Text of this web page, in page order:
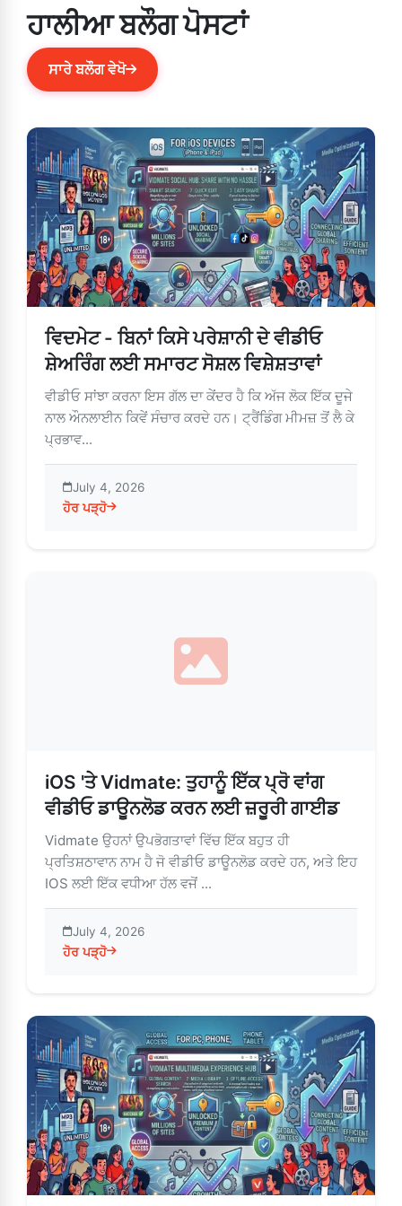
ਹਾਲੀਆ ਬਲੌਗ ਪੋਸਟਾਂ
ਸਾਰੇ ਬਲੌਗ ਵੇਖੋ
ਵਿਦਮੇਟ - ਬਿਨਾਂ ਕਿਸੇ ਪਰੇਸ਼ਾਨੀ ਦੇ ਵੀਡੀਓ
ਸ਼ੇਅਰਿੰਗ ਲਈ ਸਮਾਰਟ ਸੋਸ਼ਲ ਵਿਸ਼ੇਸ਼ਤਾਵਾਂ
ਵੀਡੀਓ ਸਾਂਝਾ ਕਰਨਾ ਇਸ ਗੱਲ ਦਾ ਕੇਂਦਰ ਹੈ ਕਿ ਅੱਜ ਲੋਕ ਇੱਕ ਦੂਜੇ
ਨਾਲ ਔਨਲਾਈਨ ਕਿਵੇਂ ਸੰਚਾਰ ਕਰਦੇ ਹਨ। ਟ੍ਰੈਂਡਿੰਗ ਮੀਮਜ਼ ਤੋਂ ਲੈ ਕੇ
ਪ੍ਰਭਾਵ...
July 4, 2026
ਹੋਰ ਪੜ੍ਹੋ
about ਵਿਦਮੇਟ - ਬਿਨਾਂ ਕਿਸੇ ਪਰੇਸ਼ਾਨੀ ਦੇ ਵੀਡੀਓ ਸ਼ੇਅਰਿੰਗ ਲਈ ਸਮਾਰਟ
iOS 'ਤੇ Vidmate: ਤੁਹਾਨੂੰ ਇੱਕ ਪ੍ਰੋ ਵਾਂਗ
ਵੀਡੀਓ ਡਾਊਨਲੋਡ ਕਰਨ ਲਈ ਜ਼ਰੂਰੀ ਗਾਈਡ
Vidmate ਉਹਨਾਂ ਉਪਭੋਗਤਾਵਾਂ ਵਿੱਚ ਇੱਕ ਬਹੁਤ ਹੀ
ਪ੍ਰਤਿਸ਼ਠਾਵਾਨ ਨਾਮ ਹੈ ਜੋ ਵੀਡੀਓ ਡਾਊਨਲੋਡ ਕਰਦੇ ਹਨ, ਅਤੇ ਇਹ
IOS ਲਈ ਇੱਕ ਵਧੀਆ ਹੱਲ ਵਜੋਂ ...
July 4, 2026
ਹੋਰ ਪੜ੍ਹੋ
about iOS 'ਤੇ Vidmate: ਤੁਹਾਨੂੰ ਇੱਕ ਪ੍ਰੋ ਵਾਂਗ ਵੀਡੀਓ ਡਾਊਨਲੋਡ